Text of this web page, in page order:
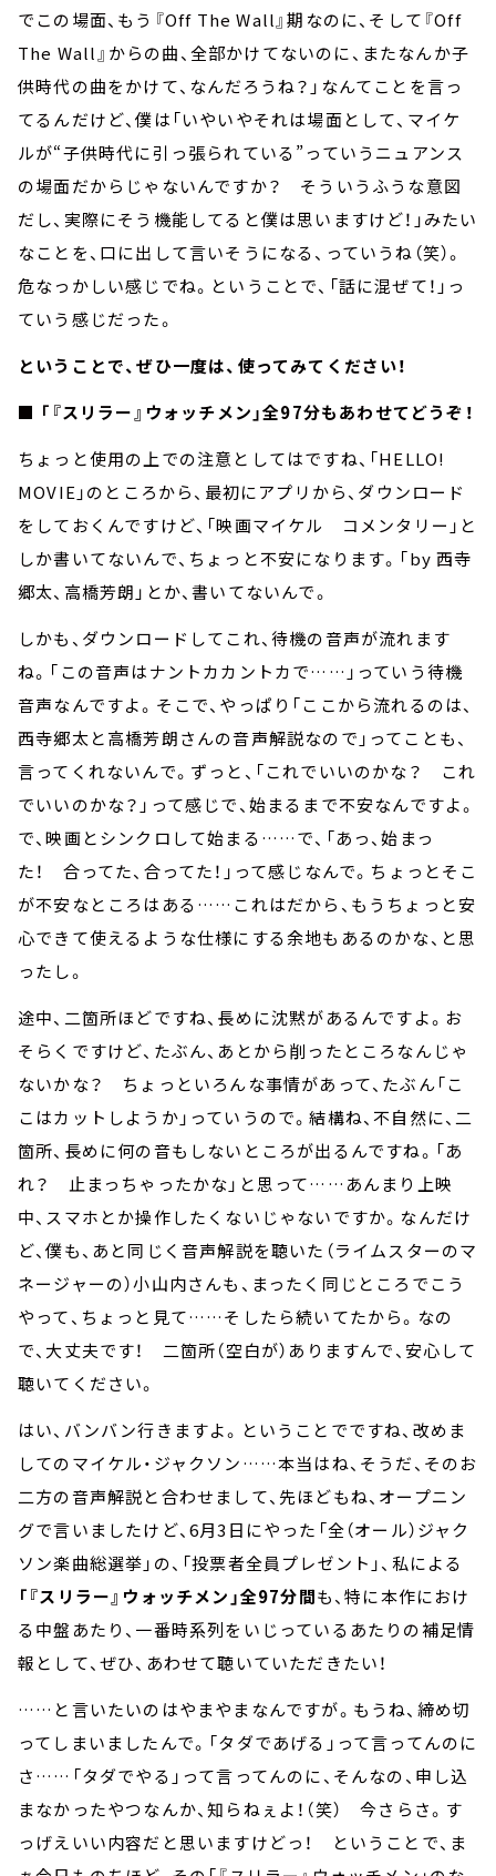
でこの場面、もう『Off The Wall』期なのに、そして『Off
The Wall』からの曲、全部かけてないのに、またなんか子
供時代の曲をかけて、なんだろうね？」なんてことを言っ
てるんだけど、僕は「いやいやそれは場面として、マイケ
ルが“子供時代に引っ張られている”っていうニュアンス
の場面だからじゃないんですか？ そういうふうな意図
だし、実際にそう機能してると僕は思いますけど！」みたい
なことを、口に出して言いそうになる、っていうね（笑）。
危なっかしい感じでね。ということで、「話に混ぜて！」っ
ていう感じだった。
ということで、ぜひ一度は、使ってみてください！
■ 「『スリラー』ウォッチメン」全97分もあわせてどうぞ！
ちょっと使用の上での注意としてはですね、「HELLO!
MOVIE」のところから、最初にアプリから、ダウンロード
をしておくんですけど、「映画マイケル コメンタリー」と
しか書いてないんで、ちょっと不安になります。「by 西寺
郷太、高橋芳朗」とか、書いてないんで。
しかも、ダウンロードしてこれ、待機の音声が流れます
ね。「この音声はナントカカントカで……」っていう待機
音声なんですよ。そこで、やっぱり「ここから流れるのは、
西寺郷太と高橋芳朗さんの音声解説なので」ってことも、
言ってくれないんで。ずっと、「これでいいのかな？ これ
でいいのかな？」って感じで、始まるまで不安なんですよ。
で、映画とシンクロして始まる……で、「あっ、始まっ
た！ 合ってた、合ってた！」って感じなんで。ちょっとそこ
が不安なところはある……これはだから、もうちょっと安
心できて使えるような仕様にする余地もあるのかな、と思
ったし。
途中、二箇所ほどですね、長めに沈黙があるんですよ。お
そらくですけど、たぶん、あとから削ったところなんじゃ
ないかな？ ちょっといろんな事情があって、たぶん「こ
こはカットしようか」っていうので。結構ね、不自然に、二
箇所、長めに何の音もしないところが出るんですね。「あ
れ？ 止まっちゃったかな」と思って……あんまり上映
中、スマホとか操作したくないじゃないですか。なんだけ
ど、僕も、あと同じく音声解説を聴いた（ライムスターのマ
ネージャーの）小山内さんも、まったく同じところでこう
やって、ちょっと見て……そしたら続いてたから。なの
で、大丈夫です！ 二箇所（空白が）ありますんで、安心して
聴いてください。
はい、バンバン行きますよ。ということでですね、改めま
してのマイケル・ジャクソン……本当はね、そうだ、そのお
二方の音声解説と合わせまして、先ほどもね、オープニン
グで言いましたけど、6月3日にやった「全（オール）ジャク
ソン楽曲総選挙」の、「投票者全員プレゼント」、私による
「『スリラー』ウォッチメン」全97分間も、特に本作におけ
る中盤あたり、一番時系列をいじっているあたりの補足情
報として、ぜひ、あわせて聴いていただきたい！
……と言いたいのはやまやまなんですが。もうね、締め切
ってしまいましたんで。「タダであげる」って言ってんのに
さ……「タダでやる」って言ってんのに、そんなの、申し込
まなかったやつなんか、知らねぇよ！（笑） 今さらさ。す
っげえいい内容だと思いますけどっ！ ということで、ま